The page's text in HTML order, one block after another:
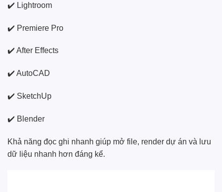
✔️ Lightroom
✔️ Premiere Pro
✔️ After Effects
✔️ AutoCAD
✔️ SketchUp
✔️ Blender
Khả năng đọc ghi nhanh giúp mở file, render dự án và lưu
dữ liệu nhanh hơn đáng kể.